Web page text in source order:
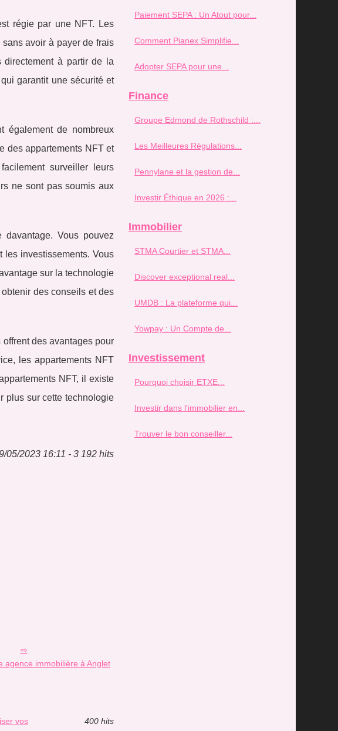
régie par une NFT. Les
avoir à payer de frais
à partir de la
garantit une sécurité et
également de nombreux
des appartements NFT et
surveiller leurs
ne sont pas soumis aux
Vous pouvez
les investissements. Vous
sur la technologie
des conseils et des
des avantages pour
les appartements NFT
NFT, il existe
plus sur cette technologie
05/2023 16:11 - 3 192 hits
agence immobilière à Anglet
vos
400 hits
Paiement SEPA : Un Atout pour...
Comment Pianex Simplifie...
Adopter SEPA pour une...
Finance
Groupe Edmond de Rothschild :...
Les Meilleures Régulations...
Pennylane et la gestion de...
Investir Éthique en 2026 :...
Immobilier
STMA Courtier et STMA...
Discover exceptional real...
UMDB : La plateforme qui...
Yowpay : Un Compte de...
Investissement
Pourquoi choisir ETXE...
Investir dans l'immobilier en...
Trouver le bon conseiller...